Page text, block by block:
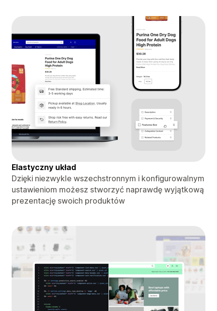
Elastyczny układ
Dzięki niezwykle wszechstronnym i konfigurowalnym
ustawieniom możesz stworzyć naprawdę wyjątkową
prezentację swoich produktów